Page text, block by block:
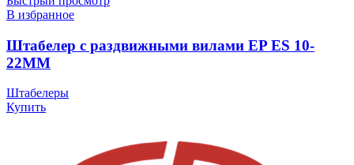
В избранное
Штабелер с раздвижными вилами EP ES 10-
22ММ
Штабелеры
Купить